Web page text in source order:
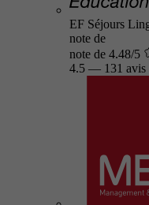
EF Séjours
note de
note de 4.48/5
4.5 — 131 avis